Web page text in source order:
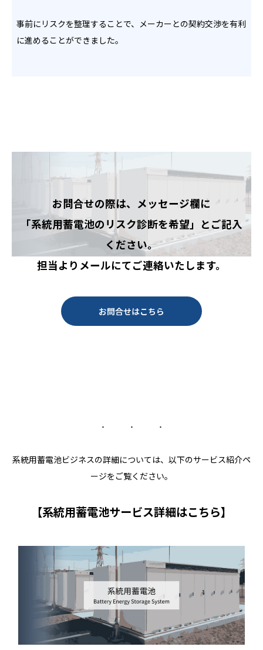
事前にリスクを整理することで、メーカーとの契約交渉を有利
に進めることができました。
お問合せの際は、メッセージ欄に
「系統用蓄電池のリスク診断を希望」とご記入
ください。
担当よりメールにてご連絡いたします。
お問合せはこちら
系統用蓄電池ビジネスの詳細については、以下のサービス紹介ペ
ージをご覧ください。
【系統用蓄電池サービス詳細はこちら】